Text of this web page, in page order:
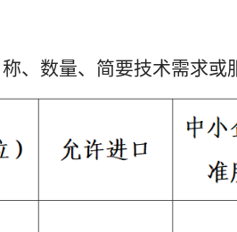
“七一”表彰大会
、数量、简要技术需求或